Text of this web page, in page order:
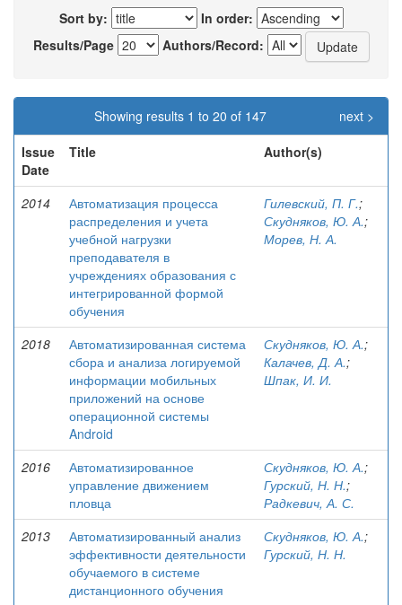
Sort by:
In order:
Results/Page
Authors/Record:
Showing results 1 to 20 of 147
next >
Issue
Date
Title Author(s)
2014
Автоматизация процесса
распределения и учета
учебной нагрузки
преподавателя в
учреждениях образования с
интегрированной формой
обучения
Гилевский, П. Г.;
Скудняков, Ю. А.;
Морев, Н. А.
2018
Автоматизированная система
сбора и анализа логируемой
информации мобильных
приложений на основе
операционной системы
Android
Скудняков, Ю. А.;
Калачев, Д. А.;
Шпак, И. И.
2016
Автоматизированное
управление движением
пловца
Скудняков, Ю. А.;
Гурский, Н. Н.;
Радкевич, А. С.
2013
Автоматизированный анализ
эффективности деятельности
обучаемого в системе
дистанционного обучения
Скудняков, Ю. А.;
Гурский, Н. Н.